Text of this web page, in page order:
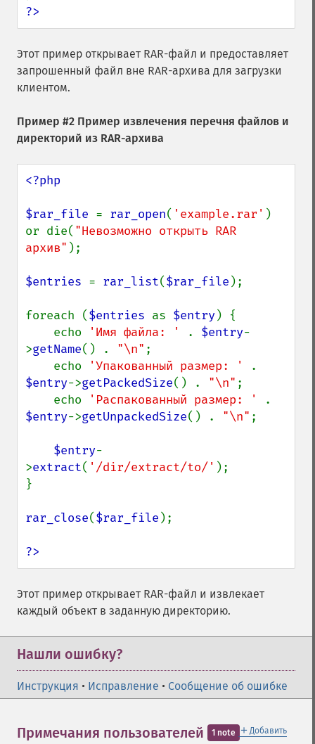
?>
Этот пример открывает RAR-файл и предоставляет
запрошенный файл вне RAR-архива для загрузки
клиентом.
Пример #2 Пример извлечения перечня файлов и
директорий из RAR-архива
<?php
$rar_file = rar_open( 'example.rar' )
or die( "Невозможно открыть RAR
архив" );
$entries = rar_list($rar_file );
foreach ($entries as $entry) {
    echo
'Имя файла: ' . $entry-
>getName() . "\n" ;
    echo
'Упакованный размер: '
$entry->getPackedSize() . "\n" ;
    echo
'Распакованный размер: '
$entry->getUnpackedSize() . "\n" ;
$entry-
>extract( '/dir/extract/to/' );
}
rar_close($rar_file );
?>
Этот пример открывает RAR-файл и извлекает
каждый объект в заданную директорию.
Нашли ошибку?
Инструкция • Исправление • Сообщение об ошибке
＋ Добавить
Примечания пользователей 1 note